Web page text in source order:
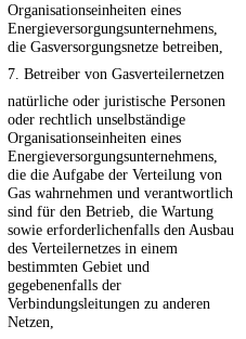
Organisationseinheiten eines
Energieversorgungsunternehmens,
die Gasversorgungsnetze betreiben,
7. Betreiber von Gasverteilernetzen
natürliche oder juristische Personen
oder rechtlich unselbständige
Organisationseinheiten eines
Energieversorgungsunternehmens,
die die Aufgabe der Verteilung von
Gas wahrnehmen und verantwortlich
sind für den Betrieb, die Wartung
sowie erforderlichenfalls den Ausbau
des Verteilernetzes in einem
bestimmten Gebiet und
gegebenenfalls der
Verbindungsleitungen zu anderen
Netzen,